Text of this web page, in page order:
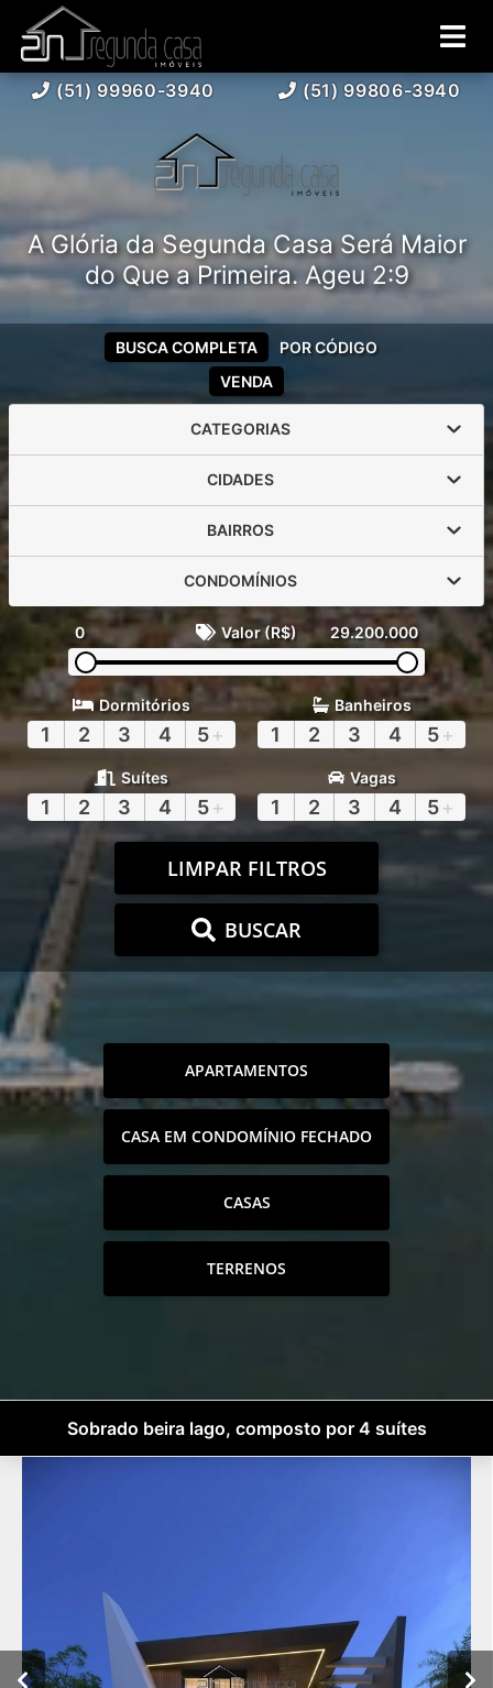
(51) 99960-3940 (51) 99806-3940
A Glória da Segunda Casa Será Maior
do Que a Primeira. Ageu 2:9
VENDA
BUSCA COMPLETA POR CÓDIGO
CATEGORIAS
CIDADES
BAIRROS
CONDOMÍNIOS
0 Valor (R$) 29.200.000
Dormitórios
1 2 3 4 5+
Banheiros
1 2 3 4 5+
Suítes
1 2 3 4 5+
Vagas
1 2 3 4 5+
LIMPAR FILTROS
BUSCAR
APARTAMENTOS
CASA EM CONDOMÍNIO FECHADO
CASAS
TERRENOS
Sobrado beira lago, composto por 4 suítes